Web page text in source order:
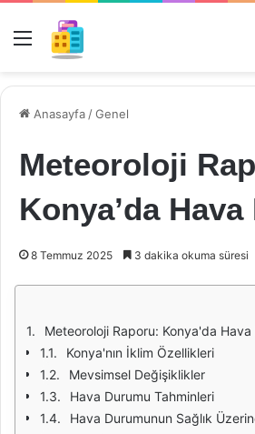
Menü
Anasayfa /Genel
Meteoroloji
Konya’da
8 Temmuz 2025 3 dakika okuma süresi
Meteoroloji Raporu: Konya'da Hava
Konya'nın İklim Özellikleri
Mevsimsel Değişiklikler
Hava Durumu Tahminleri
Hava Durumunun Sağlık